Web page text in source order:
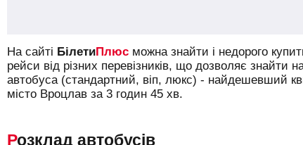
На сайті БілетиПлюс можна знайти і недорого
рейси від різних перевізників, що дозволяє знайти
автобуса (стандартний, віп, люкс) - найдешевший
місто Вроцлав за 3 годин 45 хв.
Розклад автобусів